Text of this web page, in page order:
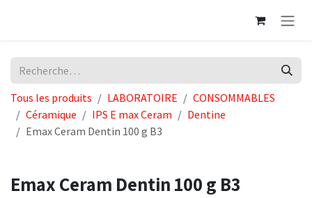
Tous les produits LABORATOIRE
CONSOMMABLES
Céramique
IPS E max Ceram
Dentine
Emax Ceram Dentin 100 g B3
Emax Ceram Dentin 100 g B3